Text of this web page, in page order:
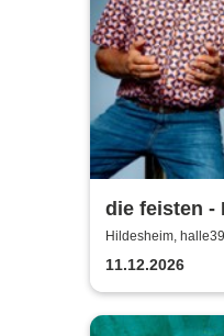
die feisten -
Hildesheim, halle39
11.12.2026